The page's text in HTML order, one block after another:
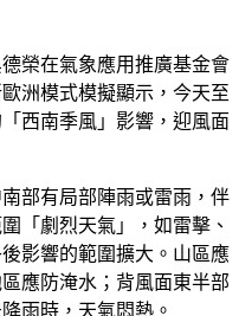
榮在氣象應用推廣基金會
洲模式模擬顯示，今天至
西南季風」影響，迎風面
部有局部陣雨或雷雨，伴
「劇烈天氣」，如雷擊、
影響的範圍擴大。山區應
應防淹水；背風面東半部
雨時，天氣悶熱。